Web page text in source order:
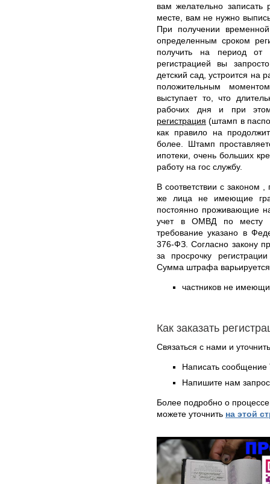
вам желательно
месте, вам не нужно
При получении
определенным сроком
получить на период
регистрацией вы
детский сад, устроится на
положительным
выступает то, что
рабочих дня и при
регистрация (штамп в
как правило на
более. Штамп
ипотеки, очень больших
работу на гос службу.
В соответствии с законом
же лица не имеющие
постоянно проживающие
учет в ОМВД по месту
требование указано в
376-ФЗ. Согласно закону
за просрочку
Сумма штрафа
частников не
Как заказать
Связаться с нами и
Написать
Напишите нам
Более подробно о
можете уточнить на этой